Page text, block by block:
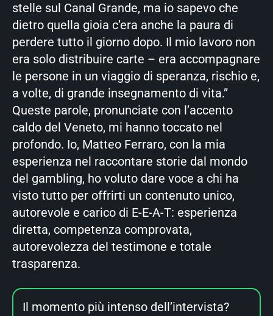
stelle sul Canal Grande, ma io sapevo che
dietro quella gioia c’era anche la paura di
perdere tutto il giorno dopo. Il mio lavoro non
era solo distribuire carte – era accompagnare
le persone in un viaggio di speranza, rischio e,
a volte, di grande insegnamento di vita.”
Queste parole, pronunciate con l’accento
caldo del Veneto, mi hanno toccato nel
profondo. Io, Matteo Ferraro, con la mia
esperienza nel raccontare storie dal mondo
del gambling, ho voluto dare voce a chi ha
visto tutto per offrirti un contenuto unico,
autorevole e carico di E-E-A-T: esperienza
diretta, competenza comprovata,
autorevolezza del testimone e totale
trasparenza.
Il momento più intenso dell’intervista?